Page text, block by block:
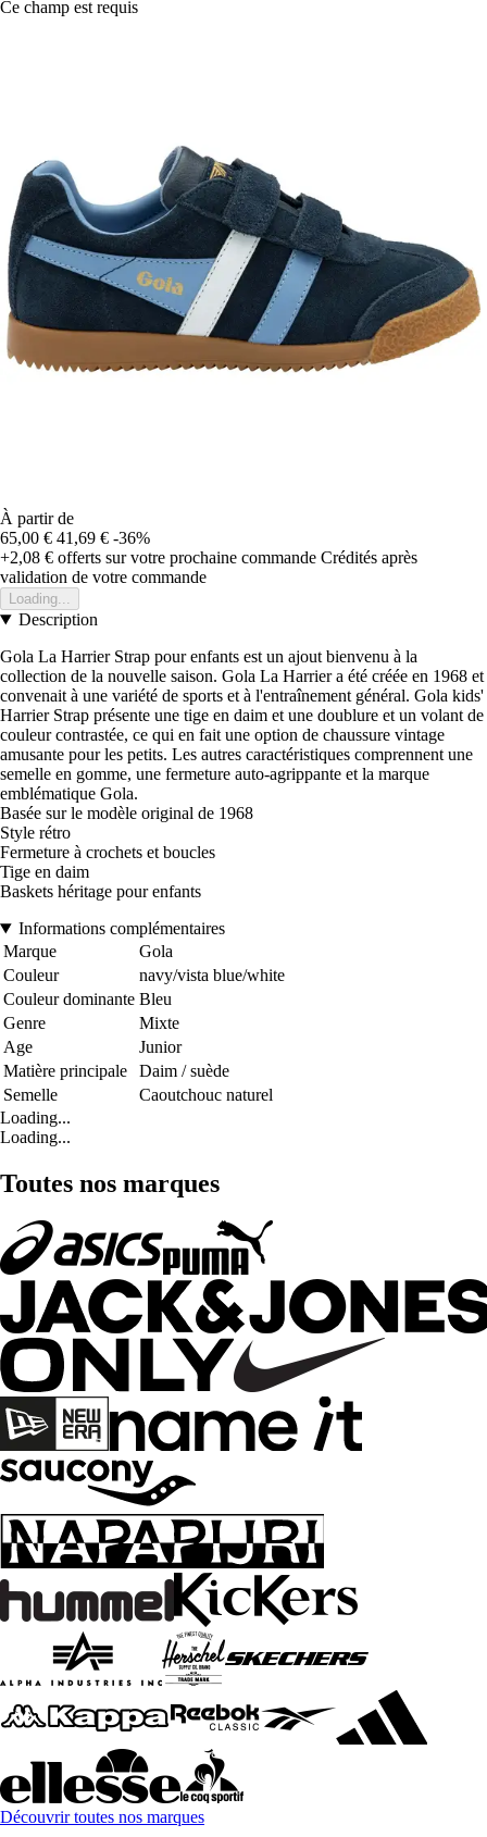
Ce champ est requis
À partir de
65,00 € 41,69 € -36%
+2,08 € offerts sur votre prochaine commande Crédités après
validation de votre commande
Loading...
Description
Gola La Harrier Strap pour enfants est un ajout bienvenu à la
collection de la nouvelle saison. Gola La Harrier a été créée en 1968 et
convenait à une variété de sports et à l'entraînement général. Gola kids'
Harrier Strap présente une tige en daim et une doublure et un volant de
couleur contrastée, ce qui en fait une option de chaussure vintage
amusante pour les petits. Les autres caractéristiques comprennent une
semelle en gomme, une fermeture auto-agrippante et la marque
emblématique Gola.
Basée sur le modèle original de 1968
Style rétro
Fermeture à crochets et boucles
Tige en daim
Baskets héritage pour enfants
Informations complémentaires
Marque
Gola
Couleur
navy/vista blue/white
Couleur dominante Bleu
Genre
Mixte
Age
Junior
Matière principale
Daim / suède
Semelle
Caoutchouc naturel
Loading...
Loading...
Toutes nos marques
Découvrir toutes nos marques